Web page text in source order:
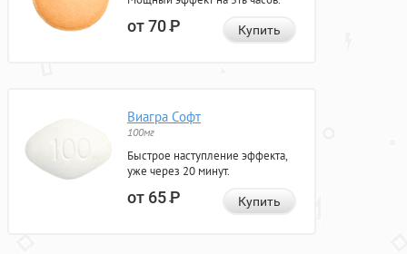
от 70Р Купить
Виагра Софт
100мг
Быстрое наступление эффекта,
уже через 20 минут.
от 65Р Купить